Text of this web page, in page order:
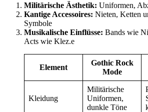
Militärische Ästhetik: Uniformen,
Kantige Accessoires: Nieten, Ketten
Symbole
Musikalische Einflüsse: Bands wie
Acts wie Klez.e
Element
Gothic Rock
Mode
Kleidung
Militärische
Uniformen,
dunkle Töne